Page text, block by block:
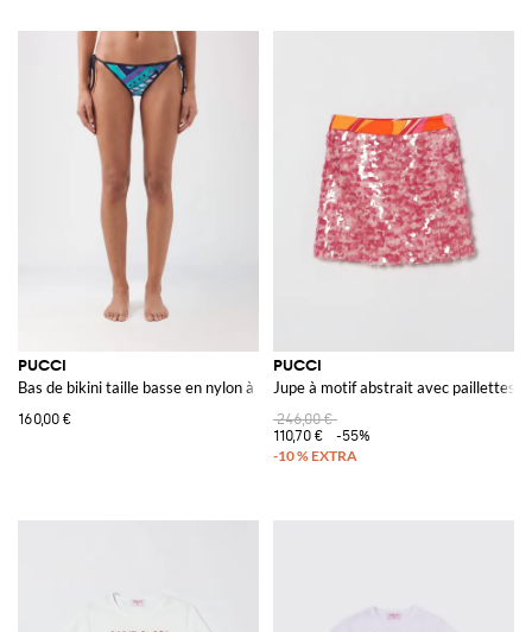
PUCCI
Bas de bikini taille basse en nylon à imprimé abstrait
160,00 €
PUCCI
Jupe à motif abstrait avec paillettes
246,00 €
110,70 €
-55%